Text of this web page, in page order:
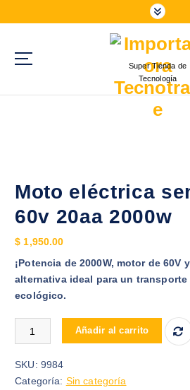
a
Super Tienda de
Tecnología
Moto eléctrica
60v 20aa 2000w
$ 1,950.00
¡Potencia de 2000W, motor de 60V
alternativa ideal para un
ecológico.
Moto eléctrica sem 7 Motor 60v 20aa
Añadir al carrito
SKU: 9984
Categoría: Sin categoría